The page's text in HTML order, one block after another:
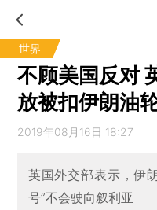
世界
不顾美国反对
放被扣伊朗油
2019年08月16日 18:27
英国外交部表示，伊
号”不会驶向叙利亚